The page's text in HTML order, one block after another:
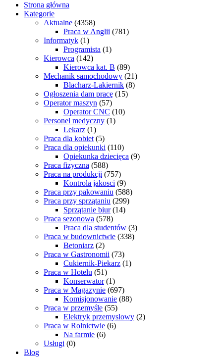
Strona główna
Kategorie
Aktualne (4358)
Praca w Anglii (781)
Informatyk (1)
Programista (1)
Kierowca (142)
Kierowca kat. B (89)
Mechanik samochodowy (21)
Blacharz-Lakiernik (8)
Ogłoszenia dam pracę (15)
Operator maszyn (57)
Operator CNC (10)
Personel medyczny (1)
Lekarz (1)
Praca dla kobiet (5)
Praca dla opiekunki (110)
Opiekunka dziecięca (9)
Praca fizyczna (588)
Praca na produkcji (757)
Kontrola jakosci (9)
Praca przy pakowaniu (588)
Praca przy sprzątaniu (299)
Sprzątanie biur (14)
Praca sezonowa (578)
Praca dla studentów (3)
Praca w budownictwie (338)
Betoniarz (2)
Praca w Gastronomii (73)
Cukiernik-Piekarz (1)
Praca w Hotelu (51)
Konserwator (1)
Praca w Magazynie (697)
Komisjonowanie (88)
Praca w przemyśle (55)
Elektryk przemyslowy (2)
Praca w Rolnictwie (6)
Na farmie (6)
Usługi (0)
Blog